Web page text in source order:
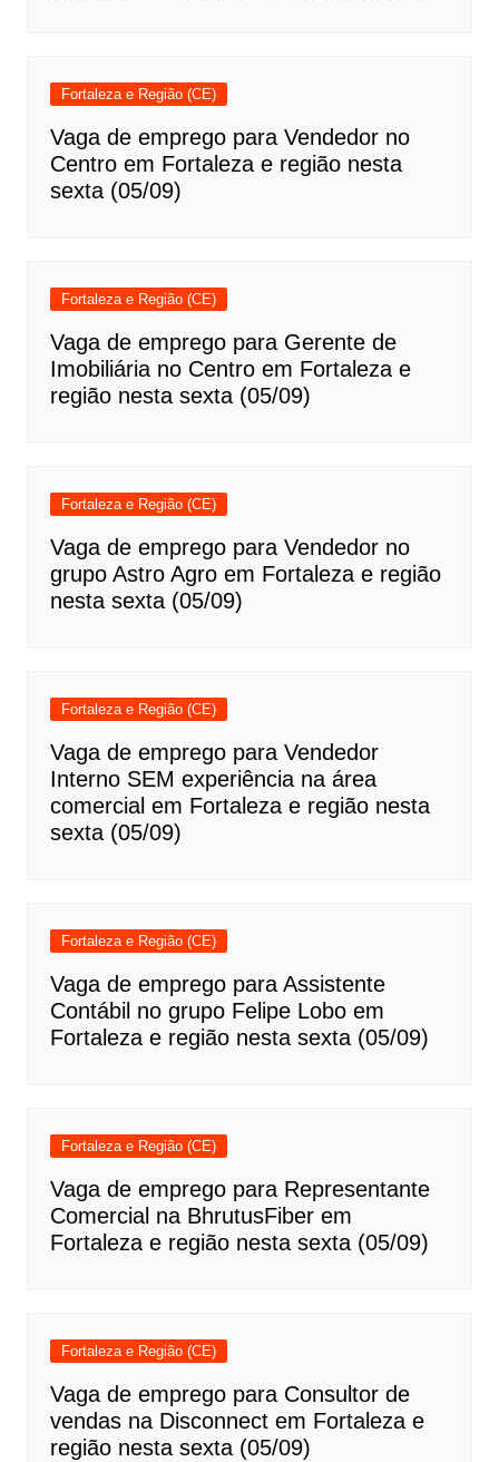
Fortaleza e Região (CE)
Vaga de emprego para Vendedor no
Centro em Fortaleza e região nesta
sexta (05/09)
Fortaleza e Região (CE)
Vaga de emprego para Gerente de
Imobiliária no Centro em Fortaleza e
região nesta sexta (05/09)
Fortaleza e Região (CE)
Vaga de emprego para Vendedor no
grupo Astro Agro em Fortaleza e região
nesta sexta (05/09)
Fortaleza e Região (CE)
Vaga de emprego para Vendedor
Interno SEM experiência na área
comercial em Fortaleza e região nesta
sexta (05/09)
Fortaleza e Região (CE)
Vaga de emprego para Assistente
Contábil no grupo Felipe Lobo em
Fortaleza e região nesta sexta (05/09)
Fortaleza e Região (CE)
Vaga de emprego para Representante
Comercial na BhrutusFiber em
Fortaleza e região nesta sexta (05/09)
Fortaleza e Região (CE)
Vaga de emprego para Consultor de
vendas na Disconnect em Fortaleza e
região nesta sexta (05/09)